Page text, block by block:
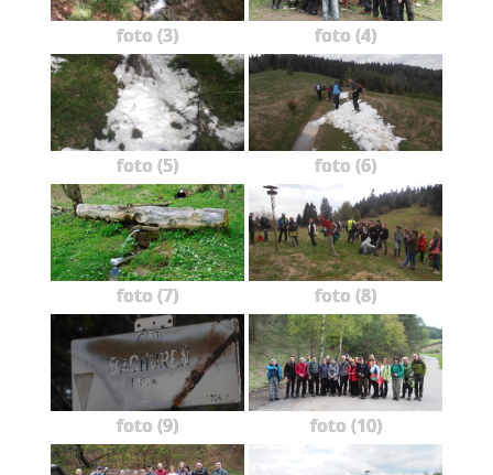
foto (3) foto (4)
foto (5) foto (6)
foto (7) foto (8)
foto (9) foto (10)